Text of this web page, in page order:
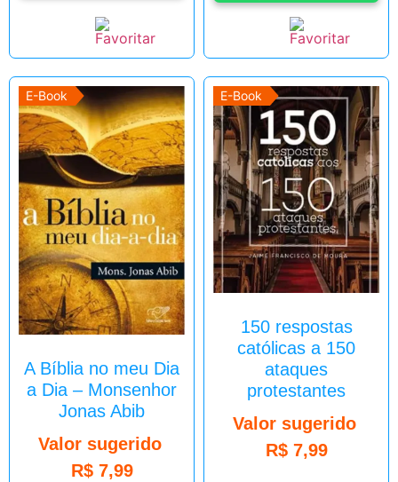
E-Book
A Bíblia no meu Dia
a Dia – Monsenhor
Jonas Abib
Valor sugerido
R$7,99
E-Book
150 respostas
católicas a 150
ataques
protestantes
Valor sugerido
R$7,99